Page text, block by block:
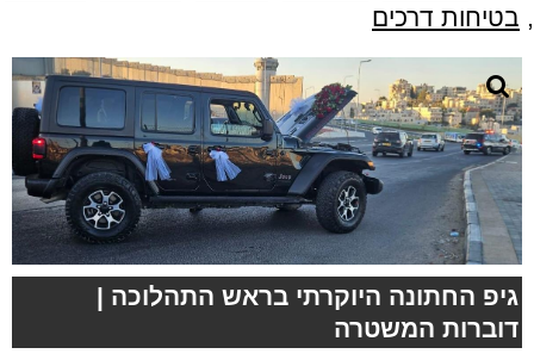
, בטיחות דרכים
גיפ החתונה היוקרתי בראש התהלוכה |
דוברות המשטרה